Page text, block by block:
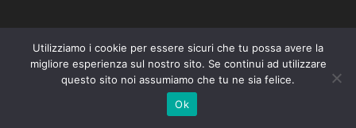
Utilizziamo i cookie per essere sicuri che tu possa avere la
migliore esperienza sul nostro sito. Se continui ad utilizzare
questo sito noi assumiamo che tu ne sia felice.
Ok